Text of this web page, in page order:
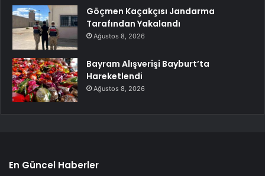
Göçmen Kaçakçısı Jandarma
Tarafından Yakalandı
Ağustos 8, 2026
Bayram Alışverişi Bayburt’ta
Hareketlendi
Ağustos 8, 2026
En Güncel Haberler